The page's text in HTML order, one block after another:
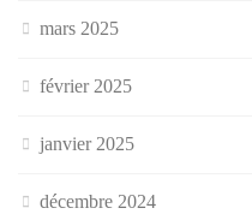
mars 2025
février 2025
janvier 2025
décembre 2024